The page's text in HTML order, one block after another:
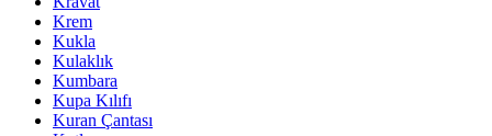
Krem
Kukla
Kulaklık
Kumbara
Kupa Kılıfı
Kuran Çantası